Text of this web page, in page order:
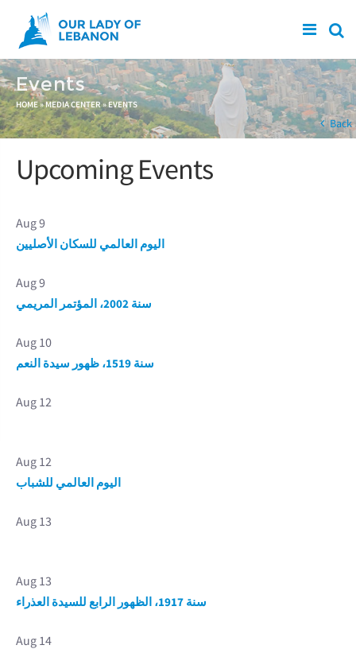
Skip to main content
Events
You are here
HOME» MEDIA CENTER » EVENTS
Back
Upcoming Events
Aug 9
اليوم العالمي للسكان الأصليين
Aug 9
سنة 2002، المؤتمر المريمي
Aug 10
سنة 1519، ظهور سيدة النعم
Aug 12
Aug 12
اليوم العالمي للشباب
Aug 13
Aug 13
سنة 1917، الظهور الرابع للسيدة العذراء
Aug 14